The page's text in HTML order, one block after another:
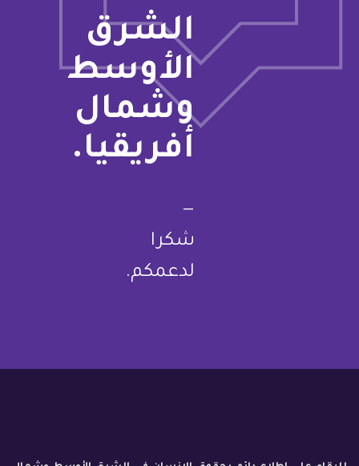
الشرق
الأوسط
وشمال
أفريقيا.
—
شكرا
لدعمكم.